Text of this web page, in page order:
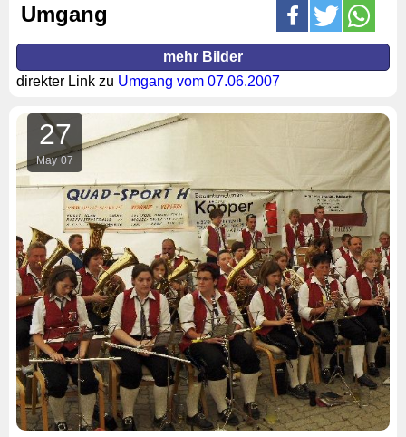
Umgang
mehr Bilder
direkter Link zu Umgang vom 07.06.2007
27
May 07